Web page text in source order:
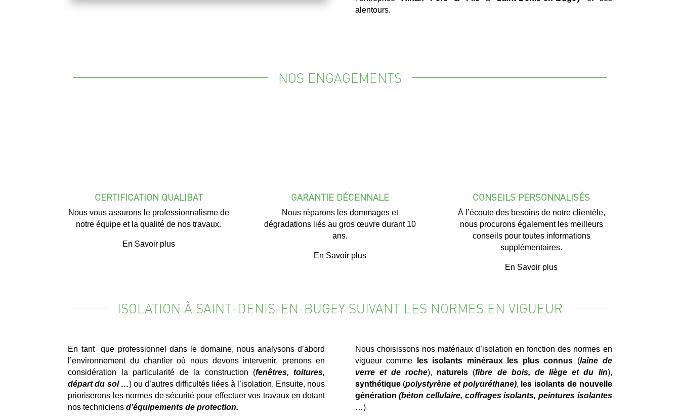
alentours.
NOS ENGAGEMENTS
CERTIFICATION QUALIBAT
Nous vous assurons le professionnalisme de
notre équipe et la qualité de nos travaux.
En Savoir plus
GARANTIE DÉCENNALE
Nous réparons les dommages et
dégradations liés au gros œuvre durant 10
ans.
En Savoir plus
CONSEILS PERSONNALISÉS
À l’écoute des besoins de notre clientèle,
nous procurons également les meilleurs
conseils pour toutes informations
supplémentaires.
En Savoir plus
ISOLATION À SAINT-DENIS-EN-BUGEY SUIVANT LES NORMES EN VIGUEUR
En tant que professionnel dans le domaine, nous analysons d’abord
l’environnement du chantier où nous devons intervenir, prenons en
considération la particularité de la construction (fenêtres, toitures,
départ du sol …) ou d’autres difficultés liées à l’isolation. Ensuite, nous
prioriserons les normes de sécurité pour effectuer vos travaux en dotant
nos techniciensd’équipements de protection.
Nous choisissons nos matériaux d’isolation en fonction des normes en
vigueur comme les isolants minéraux les plus connus (laine de
verre et de roche), naturels (fibre de bois, de liège et du lin),
synthétique(polystyrène et polyuréthane), les isolants de nouvelle
génération (béton cellulaire, coffrages isolants, peintures isolantes
…)